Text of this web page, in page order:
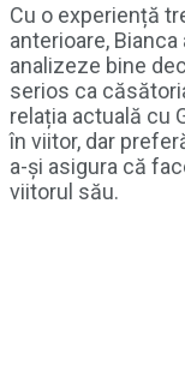
Cu o experiență
anterioare,
analizeze bine
serios ca
relația actuală cu
în viitor, dar
a-și asigura că
viitorul său.